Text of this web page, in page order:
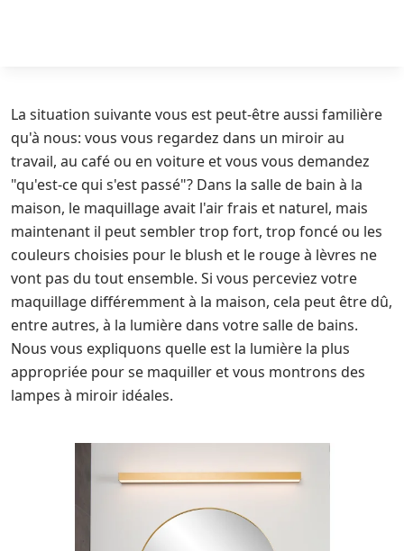
La situation suivante vous est peut-être aussi familière
qu'à nous: vous vous regardez dans un miroir au
travail, au café ou en voiture et vous vous demandez
"qu'est-ce qui s'est passé"? Dans la salle de bain à la
maison, le maquillage avait l'air frais et naturel, mais
maintenant il peut sembler trop fort, trop foncé ou les
couleurs choisies pour le blush et le rouge à lèvres ne
vont pas du tout ensemble. Si vous perceviez votre
maquillage différemment à la maison, cela peut être dû,
entre autres, à la lumière dans votre salle de bains.
Nous vous expliquons quelle est la lumière la plus
appropriée pour se maquiller et vous montrons des
lampes à miroir idéales.